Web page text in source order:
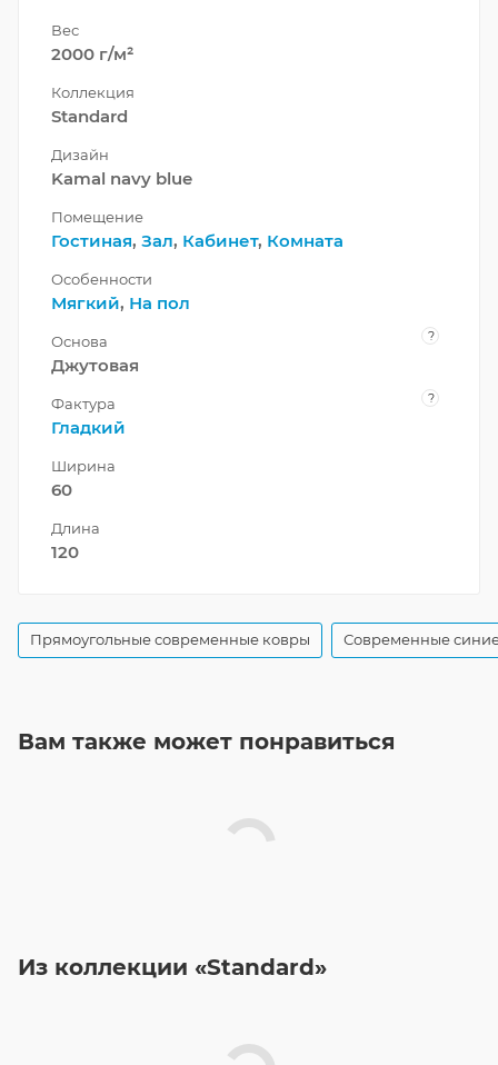
Вес
2000 г/м²
Коллекция
Standard
Дизайн
Kamal navy blue
Помещение
Гостиная, Зал, Кабинет, Комната
Особенности
Мягкий, На пол
Основа ?
Джутовая
Фактура ?
Гладкий
Ширина
60
Длина
120
Прямоугольные современные ковры Современные
Вам также может понравиться
Из коллекции «Standard»